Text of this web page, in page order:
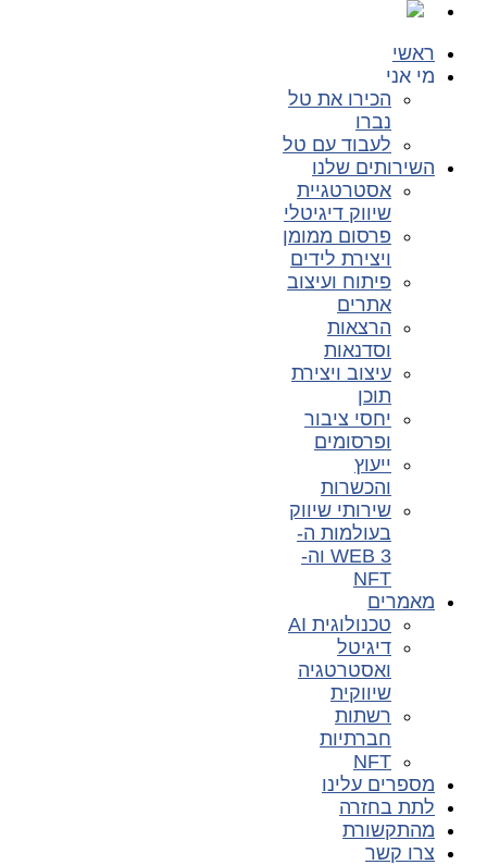
ראשי
מי אני
הכירו את טל
נברו
לעבוד עם טל
השירותים שלנו
אסטרטגיית
שיווק דיגיטלי
פרסום ממומן
ויצירת לידים
פיתוח ועיצוב
אתרים
הרצאות
וסדנאות
עיצוב ויצירת
תוכן
יחסי ציבור
ופרסומים
ייעוץ
והכשרות
שירותי שיווק
בעולמות ה-
WEB 3 וה-
NFT
מאמרים
טכנולוגית AI
דיגיטל
ואסטרטגיה
שיווקית
רשתות
חברתיות
NFT
מספרים עלינו
לתת בחזרה
מהתקשורת
צרו קשר